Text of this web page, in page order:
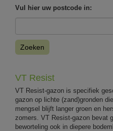
Vul hier uw postcode in:
Zoeken
VT Resist
VT Resist-gazon is specifiek
gazon op lichte (zand)gronden
mengsel blijft langer groen en
zomers. VT Resist-gazon bevat
beworteling ook in diepere